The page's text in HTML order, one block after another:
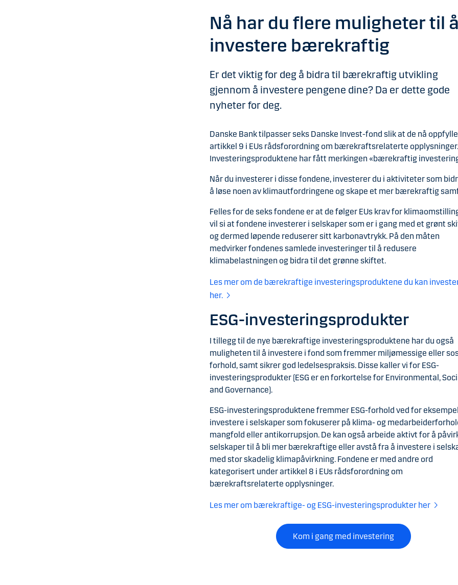
Nå har du flere muligheter til
investere bærekraftig
Er det viktig for deg å bidra til bærekraftig utvikling
gjennom å investere pengene dine? Da er dette gode
nyheter for deg.
Danske Bank tilpasser seks Danske Invest-fond slik at de nå
artikkel 9 i EUs rådsforordning om bærekraftsrelaterte opplysninger.
Investeringsproduktene har fått merkingen «bærekraftig
Når du investerer i disse fondene, investerer du i aktiviteter som
å løse noen av klimautfordringene og skape et mer bærekraftig
Felles for de seks fondene er at de følger EUs krav for
vil si at fondene investerer i selskaper som er i gang med et grønt
og dermed løpende reduserer sitt karbonavtrykk. På den måten
medvirker fondenes samlede investeringer til å redusere
klimabelastningen og bidra til det grønne skiftet.
Les mer om de bærekraftige investeringsproduktene du kan
her.
ESG-investeringsprodukter
I tillegg til de nye bærekraftige investeringsproduktene har du også
muligheten til å investere i fond som fremmer miljømessige eller
forhold, samt sikrer god ledelsespraksis. Disse kaller vi for ESG-
investeringsprodukter (ESG er en forkortelse for Environmental,
and Governance).
ESG-investeringsproduktene fremmer ESG-forhold ved for
investere i selskaper som fokuserer på klima- og
mangfold eller antikorrupsjon. De kan også arbeide aktivt for å
selskaper til å bli mer bærekraftige eller avstå fra å investere i
med stor skadelig klimapåvirkning. Fondene er med andre ord
kategorisert under artikkel 8 i EUs rådsforordning om
bærekraftsrelaterte opplysninger.
Les mer om bærekraftige- og ESG-investeringsprodukter her
Kom i gang med investering